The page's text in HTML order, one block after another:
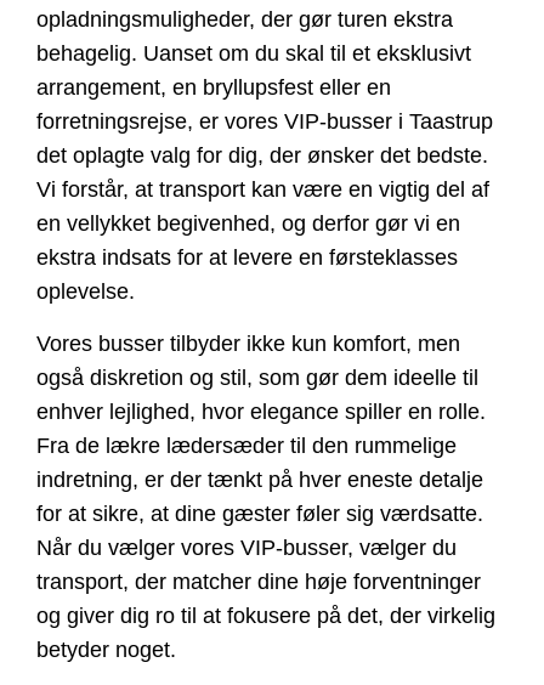
opladningsmuligheder, der gør turen ekstra
behagelig. Uanset om du skal til et eksklusivt
arrangement, en bryllupsfest eller en
forretningsrejse, er vores VIP-busser i Taastrup
det oplagte valg for dig, der ønsker det bedste.
Vi forstår, at transport kan være en vigtig del af
en vellykket begivenhed, og derfor gør vi en
ekstra indsats for at levere en førsteklasses
oplevelse.
Vores busser tilbyder ikke kun komfort, men
også diskretion og stil, som gør dem ideelle til
enhver lejlighed, hvor elegance spiller en rolle.
Fra de lækre lædersæder til den rummelige
indretning, er der tænkt på hver eneste detalje
for at sikre, at dine gæster føler sig værdsatte.
Når du vælger vores VIP-busser, vælger du
transport, der matcher dine høje forventninger
og giver dig ro til at fokusere på det, der virkelig
betyder noget.